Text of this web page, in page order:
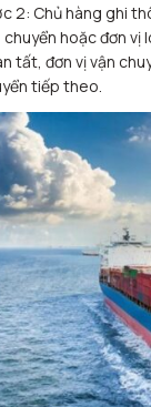
2: Chủ hàng ghi
chuyển hoặc đơn vị
tất, đơn vị vận
tiếp theo.